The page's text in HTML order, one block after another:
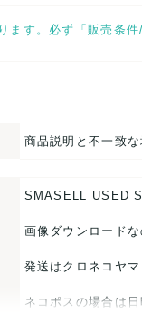
す。必ず「販売条
商品説明と不一致
SMASELL USED
画像ダウンロード
発送はクロネコヤ
ネコポスの場合は